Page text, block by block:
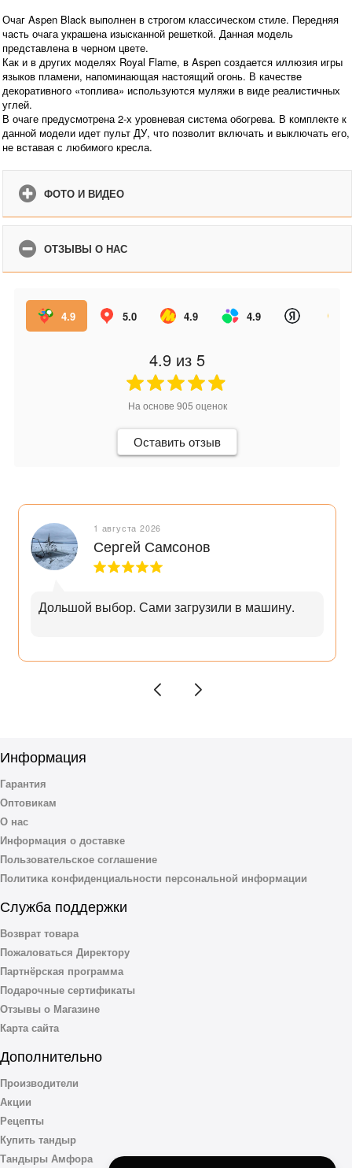
Очаг Aspen Black выполнен в строгом классическом стиле. Передняя
часть очага украшена изысканной решеткой. Данная модель
представлена в черном цвете.
Как и в других моделях Royal Flame, в Aspen создается иллюзия игры
языков пламени, напоминающая настоящий огонь. В качестве
декоративного «топлива» используются муляжи в виде реалистичных
углей.
В очаге предусмотрена 2-х уровневая система обогрева. В комплекте к
данной модели идет пульт ДУ, что позволит включать и выключать его,
не вставая с любимого кресла.
ФОТО И ВИДЕО
ОТЗЫВЫ О НАС
4.9 5.0 4.9 4.9
4.9 из 5
На основе 905 оценок
Оставить отзыв
1 августа 2026
Сергей Самсонов
Дольшой выбор. Сами загрузили в машину.
Информация
Гарантия
Оптовикам
О нас
Информация о доставке
Пользовательское соглашение
Политика конфиденциальности персональной информации
Служба поддержки
Возврат товара
Пожаловаться Директору
Партнёрская программа
Подарочные сертификаты
Отзывы о Магазине
Карта сайта
Дополнительно
Производители
Акции
Рецепты
Купить тандыр
Тандыры Амфора